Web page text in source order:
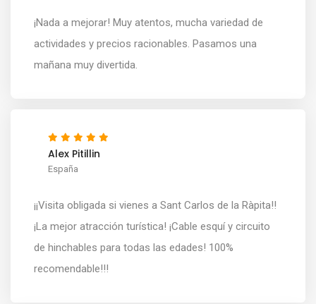
¡Nada a mejorar! Muy atentos, mucha variedad de
actividades y precios racionables. Pasamos una
mañana muy divertida.
Alex Pitillin
España
¡¡Visita obligada si vienes a Sant Carlos de la Ràpita!!
¡La mejor atracción turística! ¡Cable esquí y circuito
de hinchables para todas las edades! 100%
recomendable!!!